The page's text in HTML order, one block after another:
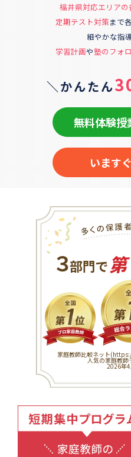
福井県対応エリアの
定期テスト対策まで
細やかな指
学習計画や塾のフォ
＼かんたん
無料体験授
います
３部門で 第
家庭教師比較ネット(
人気の家庭教師
2026年